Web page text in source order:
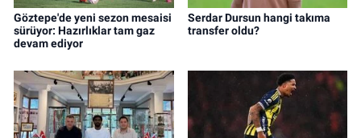
Göztepe'de yeni sezon mesaisi
sürüyor: Hazırlıklar tam gaz
devam ediyor
Serdar Dursun hangi takıma
transfer oldu?